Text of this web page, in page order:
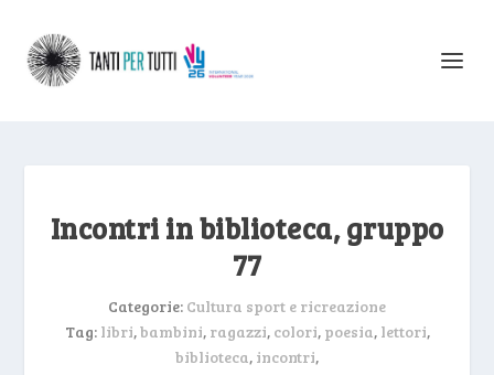
Incontri in biblioteca, gruppo
77
Categorie: Cultura sport e ricreazione
Tag: libri,bambini, ragazzi, colori, poesia, lettori,
biblioteca, incontri,